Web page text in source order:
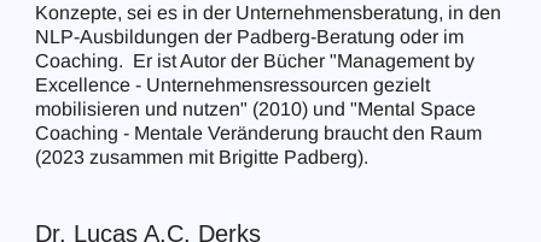
Konzepte, sei es in der Unternehmensberatung, in den
NLP-Ausbildungen der Padberg-Beratung oder im
Coaching. Er ist Autor der Bücher "Management by
Excellence - Unternehmensressourcen gezielt
mobilisieren und nutzen" (2010) und "Mental Space
Coaching - Mentale Veränderung braucht den Raum
(2023 zusammen mit Brigitte Padberg).
Dr. Lucas A.C. Derks